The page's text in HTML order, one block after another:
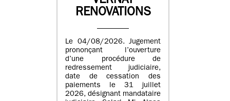
RENOVATIONS
Le 04/08/2026. Jugement
prononçant l’ouverture
d’une procédure de
redressement judiciaire,
date de cessation des
paiements le 31 juillet
2026, désignant mandataire